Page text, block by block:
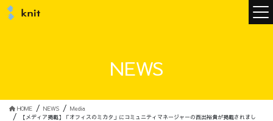
NEWS
HOME NEWS
Media
【メディア掲載】「オフィスのミカタ」にコミュニティマネージャーの西出裕貴が掲載されまし